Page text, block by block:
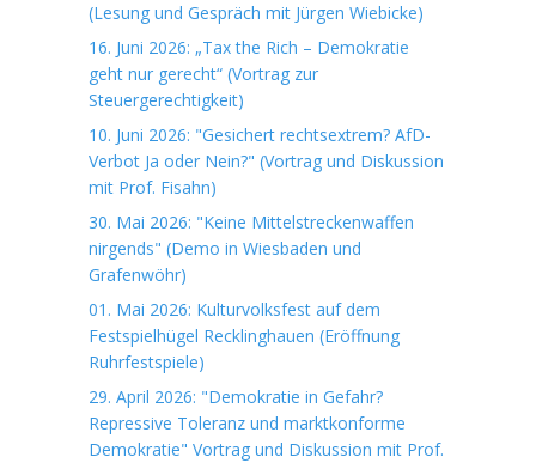
(Lesung und Gespräch mit Jürgen Wiebicke)
16. Juni 2026: „Tax the Rich – Demokratie
geht nur gerecht“ (Vortrag zur
Steuergerechtigkeit)
10. Juni 2026: "Gesichert rechtsextrem? AfD-
Verbot Ja oder Nein?" (Vortrag und Diskussion
mit Prof. Fisahn)
30. Mai 2026: "Keine Mittelstreckenwaffen
nirgends" (Demo in Wiesbaden und
Grafenwöhr)
01. Mai 2026: Kulturvolksfest auf dem
Festspielhügel Recklinghauen (Eröffnung
Ruhrfestspiele)
29. April 2026: "Demokratie in Gefahr?
Repressive Toleranz und marktkonforme
Demokratie" Vortrag und Diskussion mit Prof.